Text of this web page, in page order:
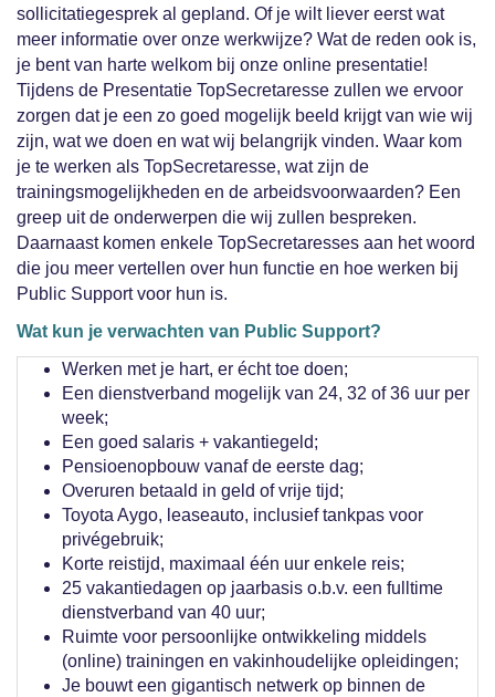
sollicitatiegesprek al gepland. Of je wilt liever eerst wat
meer informatie over onze werkwijze? Wat de reden ook is,
je bent van harte welkom bij onze online presentatie!
Tijdens de Presentatie TopSecretaresse zullen we ervoor
zorgen dat je een zo goed mogelijk beeld krijgt van wie wij
zijn, wat we doen en wat wij belangrijk vinden. Waar kom
je te werken als TopSecretaresse, wat zijn de
trainingsmogelijkheden en de arbeidsvoorwaarden? Een
greep uit de onderwerpen die wij zullen bespreken.
Daarnaast komen enkele TopSecretaresses aan het woord
die jou meer vertellen over hun functie en hoe werken bij
Public Support voor hun is.
Wat kun je verwachten van Public Support?
Werken met je hart, er écht toe doen;
Een dienstverband mogelijk van 24, 32 of 36 uur per
week;
Een goed salaris + vakantiegeld;
Pensioenopbouw vanaf de eerste dag;
Overuren betaald in geld of vrije tijd;
Toyota Aygo, leaseauto, inclusief tankpas voor
privégebruik;
Korte reistijd, maximaal één uur enkele reis;
25 vakantiedagen op jaarbasis o.b.v. een fulltime
dienstverband van 40 uur;
Ruimte voor persoonlijke ontwikkeling middels
(online) trainingen en vakinhoudelijke opleidingen;
Je bouwt een gigantisch netwerk op binnen de